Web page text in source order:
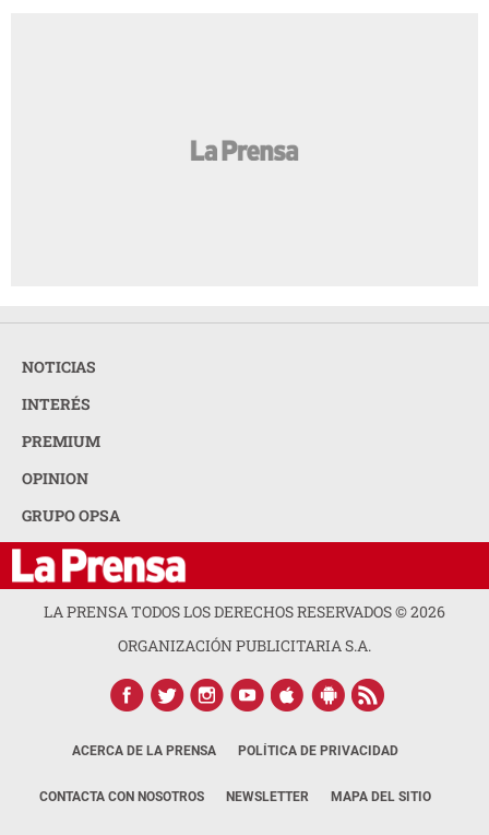
NOTICIAS
INTERÉS
PREMIUM
OPINION
GRUPO OPSA
LA PRENSA TODOS LOS DERECHOS RESERVADOS ©2026
ORGANIZACIÓN PUBLICITARIA S.A.
ACERCA DE LA PRENSA POLÍTICA DE PRIVACIDAD
CONTACTA CON NOSOTROS NEWSLETTER MAPA DEL SITIO